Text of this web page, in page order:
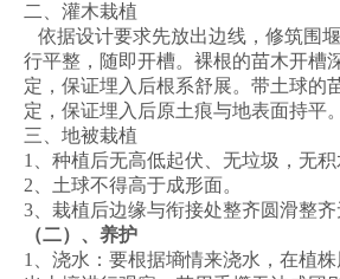
二、灌木栽植
依据设计要求先放出边线，修筑围
行平整，随即开槽。裸根的苗木开槽
定，保证埋入后根系舒展。带土球的
定，保证埋入后原土痕与地表面持平。
三、地被栽植
1、种植后无高低起伏、无垃圾，无积
2、土球不得高于成形面。
3、栽植后边缘与衔接处整齐圆滑整齐
（二）、养护
1、浇水：要根据墒情来浇水，在植株